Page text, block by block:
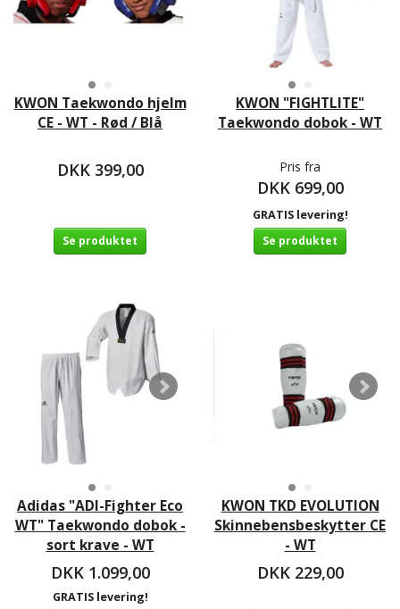
KWON Taekwondo hjelm
CE - WT - Rød / Blå
DKK 399,00
Se produktet
KWON "FIGHTLITE"
Taekwondo dobok - WT
Pris fra
DKK 699,00
GRATIS levering!
Se produktet
Adidas "ADI-Fighter Eco
WT" Taekwondo dobok -
sort krave - WT
DKK 1.099,00
GRATIS levering!
KWON TKD EVOLUTION
Skinnebensbeskytter CE
- WT
DKK 229,00